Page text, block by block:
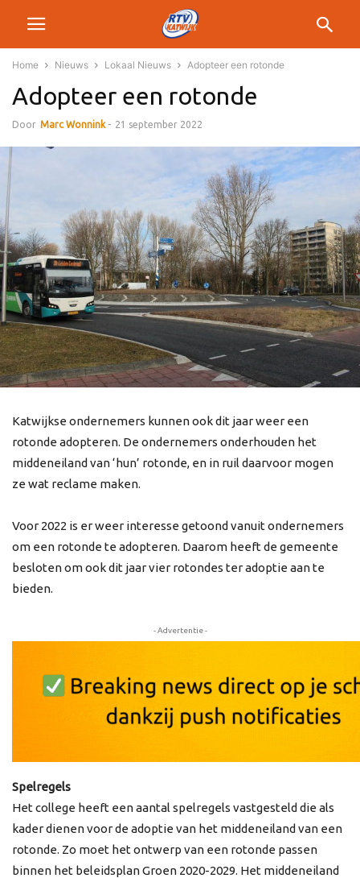
Home Nieuws Lokaal Nieuws Adopteer een rotonde
Adopteer een rotonde
Door Marc Wonnink - 21 september 2022
Katwijkse ondernemers kunnen ook dit jaar weer een
rotonde adopteren. De ondernemers onderhouden het
middeneiland van ‘hun’ rotonde, en in ruil daarvoor mogen
ze wat reclame maken.
Voor 2022 is er weer interesse getoond vanuit ondernemers
om een rotonde te adopteren. Daarom heeft de gemeente
besloten om ook dit jaar vier rotondes ter adoptie aan te
bieden.
- Advertentie -
Spelregels
Het college heeft een aantal spelregels vastgesteld die als
kader dienen voor de adoptie van het middeneiland van een
rotonde. Zo moet het ontwerp van een rotonde passen
binnen het beleidsplan Groen 2020-2029. Het middeneiland